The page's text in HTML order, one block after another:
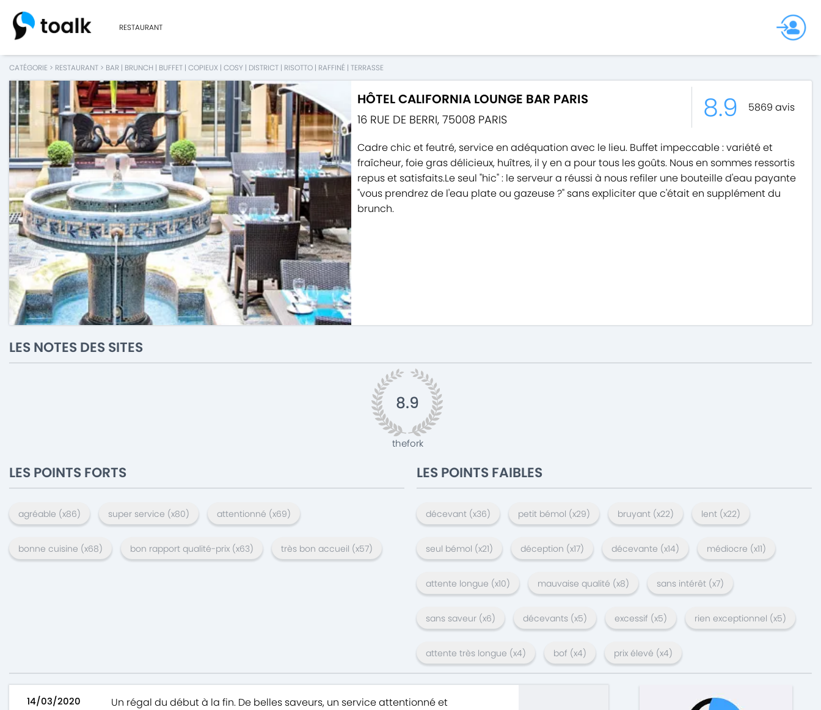
RESTAURANT
CATÉGORIE > RESTAURANT > BAR | BRUNCH | BUFFET | COPIEUX | COSY | DISTRICT | RISOTTO | RAFFINÉ | TERRASSE
HÔTEL CALIFORNIA LOUNGE BAR PARIS
16 RUE DE BERRI, 75008 PARIS 8.9 5869 avis
Cadre chic et feutré, service en adéquation avec le lieu. Buffet impeccable : variété et
fraîcheur, foie gras délicieux, huîtres, il y en a pour tous les goûts. Nous en sommes ressortis
repus et satisfaits.Le seul "hic" : le serveur a réussi à nous refiler une bouteille d'eau payante
"vous prendrez de l'eau plate ou gazeuse ?" sans expliciter que c'était en supplément du
brunch.
LES NOTES DES SITES
8.9
thefork
LES POINTS FORTS
agréable (x86) super service (x80) attentionné (x69)
bonne cuisine (x68) bon rapport qualité-prix (x63) très bon accueil (x57)
LES POINTS FAIBLES
décevant (x36) petit bémol (x29) bruyant (x22) lent (x22)
seul bémol (x21) déception (x17) décevante (x14) médiocre (x11)
attente longue (x10) mauvaise qualité (x8) sans intérêt (x7)
sans saveur (x6) décevants (x5) excessif (x5) rien exceptionnel (x5)
attente très longue (x4) bof (x4) prix élevé (x4)
14/03/2020
Un régal du début à la fin. De belles saveurs, un service attentionné et